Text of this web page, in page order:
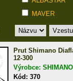
MAVER
Prut Shimano
12-300
Výrobce: SHIMANO
Kód: 370